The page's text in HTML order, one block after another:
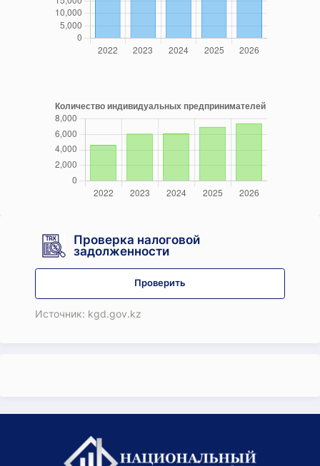
Проверка налоговой
задолженности
Проверить
Источник: kgd.gov.kz